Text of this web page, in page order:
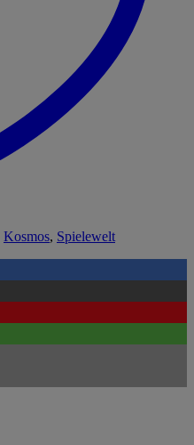
Kosmos, Spielewelt